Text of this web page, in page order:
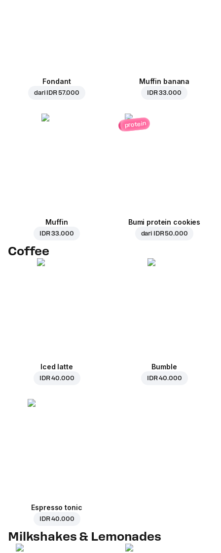
Fondant
dari IDR 57.000
Muffin banana
IDR 33.000
Muffin
IDR 33.000
protein
Bumi protein cookies
dari IDR 50.000
Coffee
Iced latte
IDR 40.000
Bumble
IDR 40.000
Espresso tonic
IDR 40.000
Milkshakes & Lemonades